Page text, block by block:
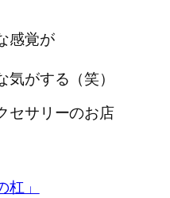
感覚が
がする（笑）
セサリーのお店
」